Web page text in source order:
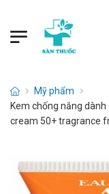
Mỹ phẩm
Kem chống nắng
cream 50+ tragrance